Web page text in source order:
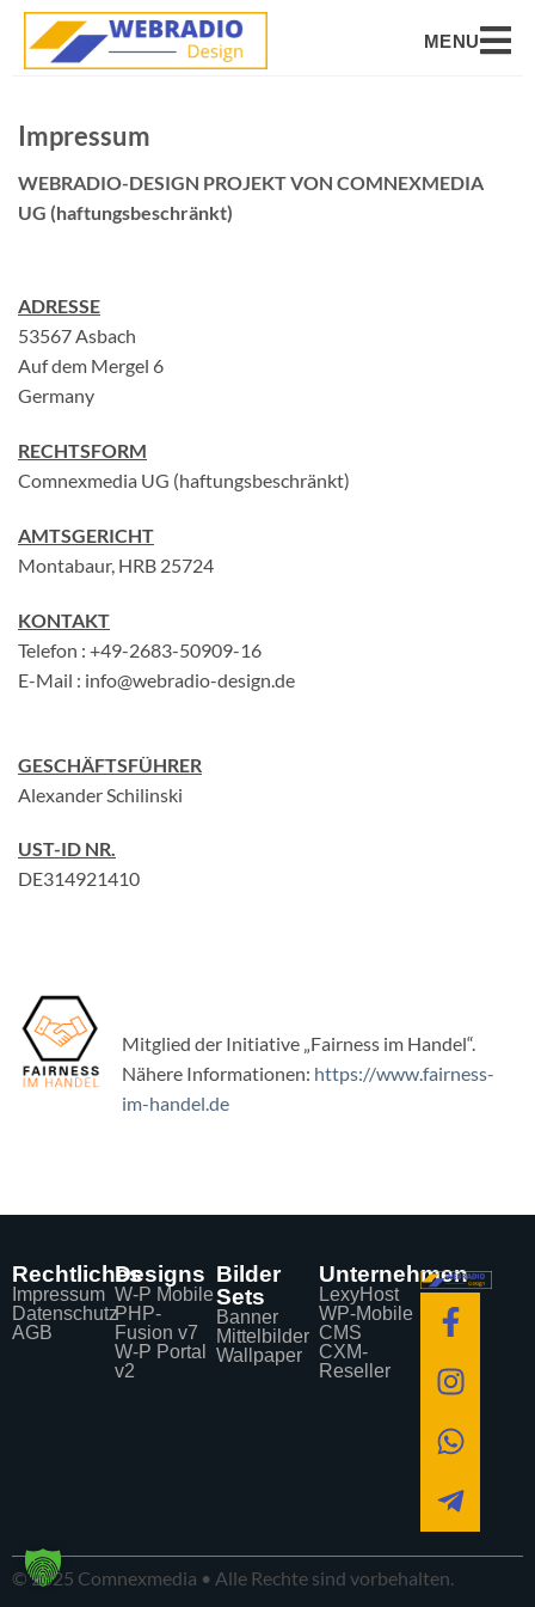
MENU
Impressum
WEBRADIO-DESIGN PROJEKT VON COMNEXMEDIA
UG (haftungsbeschränkt)
ADRESSE
53567 Asbach
Auf dem Mergel 6
Germany
RECHTSFORM
Comnexmedia UG (haftungsbeschränkt)
AMTSGERICHT
Montabaur, HRB 25724
KONTAKT
Telefon : +49-2683-50909-16
E-Mail : info@webradio-design.de
GESCHÄFTSFÜHRER
Alexander Schilinski
UST-ID NR.
DE314921410
Mitglied der Initiative „Fairness im Handel“.
Nähere Informationen: https://www.fairness-
im-handel.de
Rechtliches
Impressum
Datenschutz
AGB
Designs
W-P Mobile
PHP-
Fusion v7
W-P Portal
v2
Bilder
Sets
Banner
Mittelbilder
Wallpaper
Unternehmen
LexyHost
WP-Mobile
CMS
CXM-
Reseller
© 2025 Comnexmedia • Alle Rechte sind vorbehalten.